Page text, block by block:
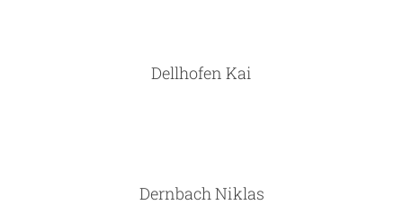
Dellhofen Kai
Dernbach Niklas